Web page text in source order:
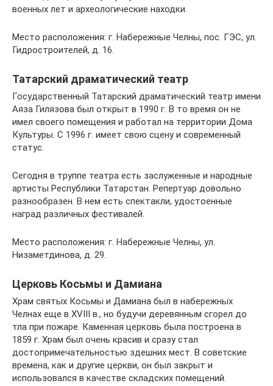
военных лет и археологические находки.
Место расположения: г. Набережные Челны, пос. ГЭС, ул.
Гидростроителей, д. 16.
Татарский драматический театр
Государственный Татарский драматический театр имени
Аяза Гилязова был открыт в 1990 г. В то время он не
имел своего помещения и работал на территории Дома
Культуры. С 1996 г. имеет свою сцену и современный
статус.
Сегодня в труппе театра есть заслуженные и народные
артисты Республики Татарстан. Репертуар довольно
разнообразен. В нем есть спектакли, удостоенные
наград различных фестивалей.
Место расположения: г. Набережные Челны, ул.
Низаметдинова, д. 29.
Церковь Косьмы и Дамиана
Храм святых Косьмы и Дамиана был в набережных
Челнах еще в XVIII в., но будучи деревянным сгорел до
тла при пожаре. Каменная церковь была построена в
1859 г. Храм был очень красив и сразу стал
достопримечательностью здешних мест. В советские
времена, как и другие церкви, он был закрыт и
использовался в качестве складских помещений.